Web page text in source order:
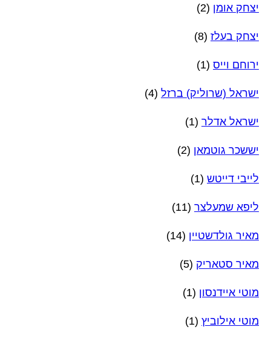
יצחק אומן (2)
יצחק בעלז (8)
ירוחם וייס (1)
ישראל (שרוליק) ברזל (4)
ישראל אדלר (1)
יששכר גוטמאן (2)
לייבי דייטש (1)
ליפא שמעלצר (11)
מאיר גולדשטיין (14)
מאיר סטאריק (5)
מוטי איידנסון (1)
מוטי אילוביץ (1)